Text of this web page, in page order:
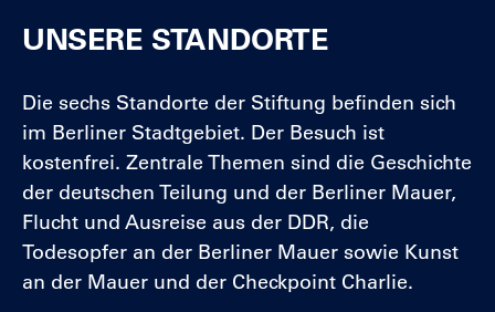
UNSERE STANDORTE
Die sechs Standorte der Stiftung befinden sich
im Berliner Stadtgebiet. Der Besuch ist
kostenfrei. Zentrale Themen sind die Geschichte
der deutschen Teilung und der Berliner Mauer,
Flucht und Ausreise aus der DDR, die
Todesopfer an der Berliner Mauer sowie Kunst
an der Mauer und der Checkpoint Charlie.